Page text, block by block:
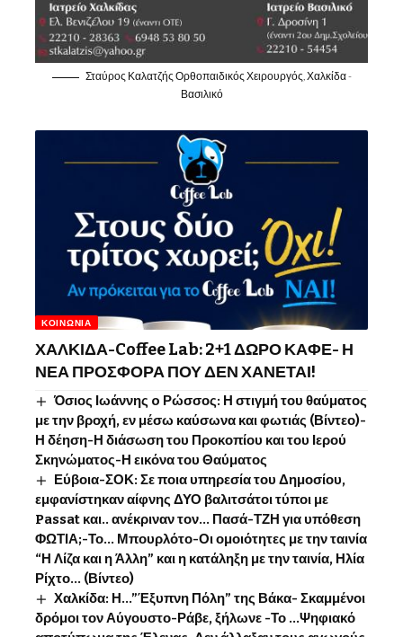
Σταύρος Καλατζής Ορθοπαιδικός Χειρουργός, Χαλκίδα -
Βασιλικό
ΚΟΙΝΩΝΊΑ
ΧΑΛΚΙΔΑ-Coffee Lab: 2+1 ΔΩΡΟ ΚΑΦΕ- Η
ΝΕΑ ΠΡΟΣΦΟΡΑ ΠΟΥ ΔΕΝ ΧΑΝΕΤΑΙ!
Όσιος Ιωάννης o Ρώσσος: Η στιγμή του θαύματος
με την βροχή, εν μέσω καύσωνα και φωτιάς (Βίντεο)-
Η δέηση-Η διάσωση του Προκοπίου και του Ιερού
Σκηνώματος-Η εικόνα του Θαύματος
Εύβοια-ΣΟΚ: Σε ποια υπηρεσία του Δημοσίου,
εμφανίστηκαν αίφνης ΔΥΟ βαλιτσάτοι τύποι με
Passat και.. ανέκριναν τον… Πασά-ΤΖΗ για υπόθεση
ΦΩΤΙΑ;-Το… Μπουρλότο-Οι ομοιότητες με την ταινία
“Η Λίζα και η Άλλη” και η κατάληξη με την ταινία, Ηλία
Ρίχτο… (Βίντεο)
Χαλκίδα: Η…”Έξυπνη Πόλη” της Βάκα- Σκαμμένοι
δρόμοι τον Αύγουστο-Ράβε, ξήλωνε -Το …Ψηφιακό